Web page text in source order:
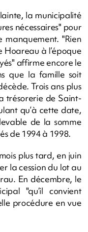
la municipalité
nécessaires" pour
"Rien
Hoareau à l’époque
affirme encore le
que la famille soit
Trois ans plus
trésorerie de Saint-
qu’à cette date,
de la somme
de 1994 à 1998.
plus tard, en juin
la cession du lot au
En décembre, le
"qu’il convient
procédure en vue